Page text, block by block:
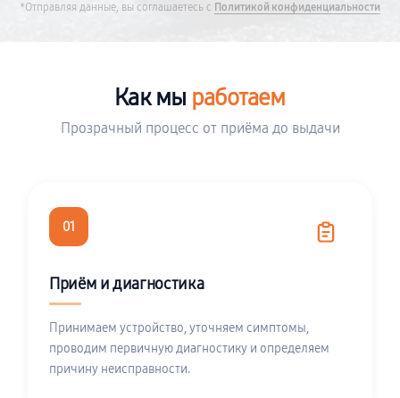
*Отправляя данные, вы соглашаетесь с Политикой конфиденциальности
Как мы работаем
Прозрачный процесс от приёма до выдачи
01
Приём и диагностика
Принимаем устройство, уточняем симптомы,
проводим первичную диагностику и определяем
причину неисправности.